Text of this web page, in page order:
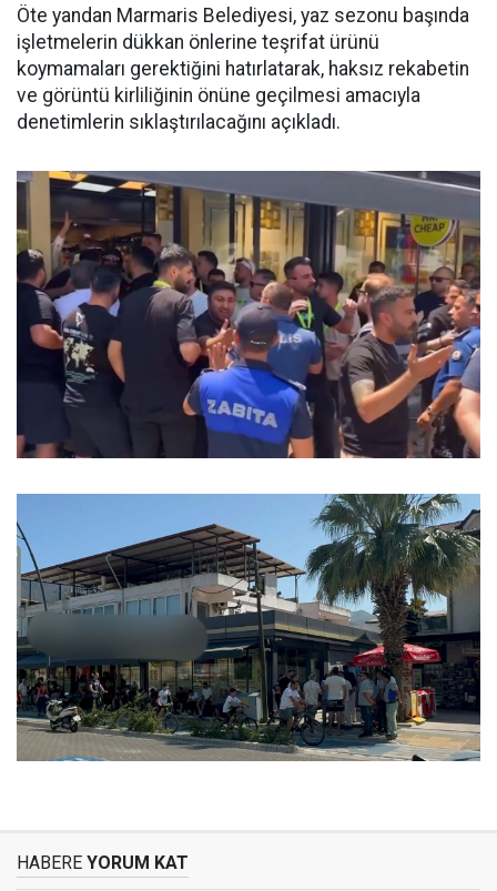
Öte yandan Marmaris Belediyesi, yaz sezonu başında
işletmelerin dükkan önlerine teşrifat ürünü
koymamaları gerektiğini hatırlatarak, haksız rekabetin
ve görüntü kirliliğinin önüne geçilmesi amacıyla
denetimlerin sıklaştırılacağını açıkladı.
HABERE YORUM KAT